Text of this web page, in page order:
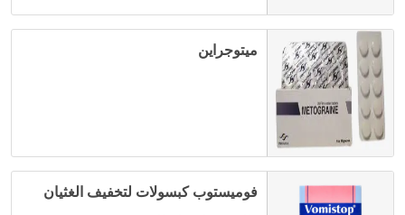
ميتوجراين
فوميستوب كبسولات لتخفيف الغثيان